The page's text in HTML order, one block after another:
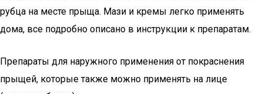
рубца на месте прыща. Мази и кремы легко применять
дома, все подробно описано в инструкции к препаратам.
Препараты для наружного применения от покраснения
прыщей, которые также можно применять на лице